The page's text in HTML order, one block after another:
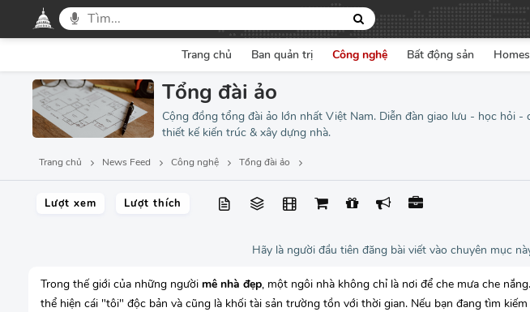
Trang chủ Ban quản trị Công nghệ Bất động sản
Tổng đài ảo
Cộng đồng tổng đài ảo lớn nhất Việt Nam. Diễn đàn giao lưu - học hỏi
thiết kế kiến trúc & xây dựng nhà.
Trang chủ News Feed Công nghệ Tổng đài ảo
Lượt xem Lượt thích
Hãy là người đầu tiên đăng bài viết vào chuyên mục
Trong thế giới của những người mê nhà đẹp, một ngôi nhà không chỉ là nơi để che mưa che
thể hiện cái "tôi" độc bản và cũng là khối tài sản trường tồn với thời gian. Nếu bạn đang tìm